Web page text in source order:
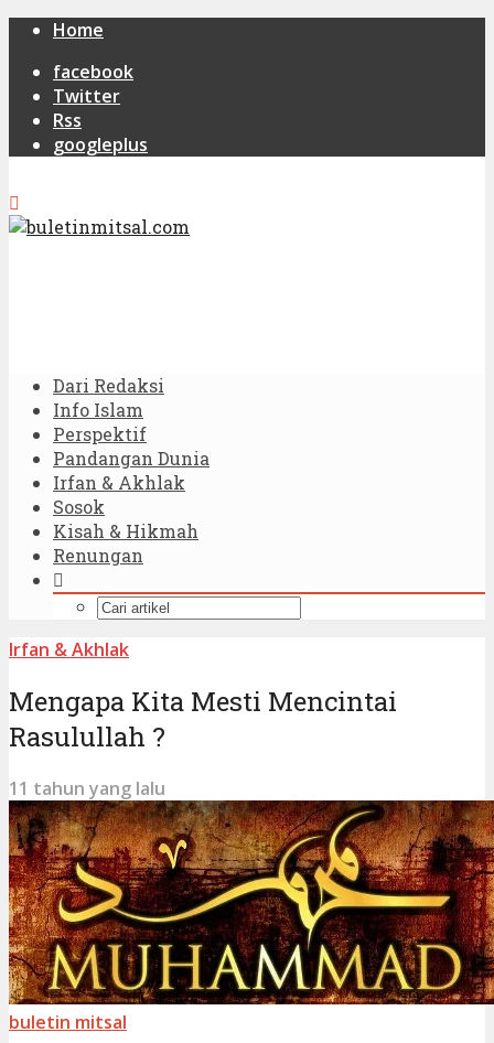
Home
facebook
Twitter
Rss
googleplus
Dari Redaksi
Info Islam
Perspektif
Pandangan Dunia
Irfan & Akhlak
Sosok
Kisah & Hikmah
Renungan
Irfan & Akhlak
Mengapa Kita Mesti Mencintai
Rasulullah ?
11 tahun yang lalu
buletin mitsal